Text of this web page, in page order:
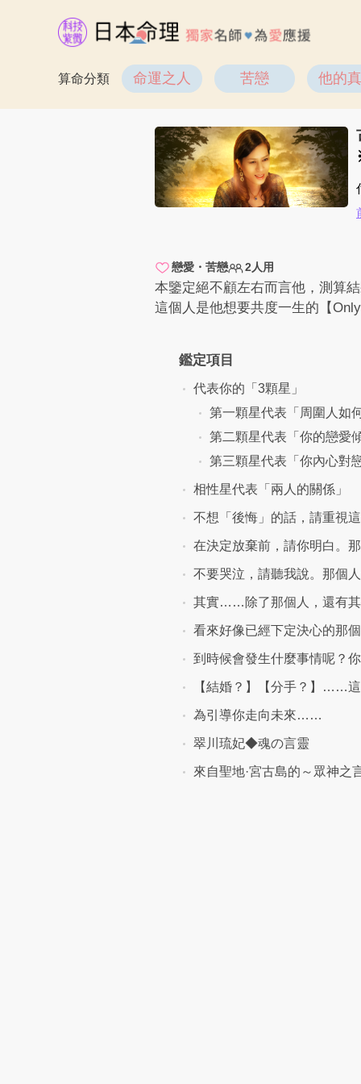
算命分類 命運之人 苦戀 他的
戀愛・苦戀 2人用
本鑒定絕不顧左右而言他，測算
這個人是他想要共度一生的【
鑑定項目
代表你的「3顆星」
第一顆星代表「周圍人如
第二顆星代表「你的戀愛傾
第三顆星代表「你內心對
相性星代表「兩人的關係」
不想「後悔」的話，請重視
在決定放棄前，請你明白。
不要哭泣，請聽我說。那個
其實……除了那個人，還有
看來好像已經下定決心的那
到時候會發生什麼事情呢？
【結婚？】【分手？】……
為引導你走向未來……
翠川琉妃◆魂の言靈
來自聖地·宮古島的～眾神之